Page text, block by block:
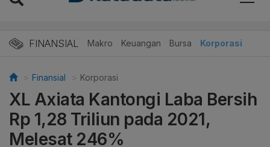
FINANSIAL Makro Keuangan Bursa Korporasi
Finansial Korporasi
XL Axiata Kantongi Laba Bersih
Rp 1,28 Triliun pada 2021,
Melesat 246%